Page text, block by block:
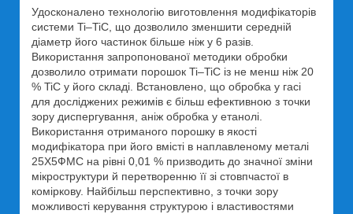
Удосконалено технологію виготовлення модифікаторів
системи Ti–TiC, що дозволило зменшити середній
діаметр його частинок більше ніж у 6 разів.
Використання запропонованої методики обробки
дозволило отримати порошок Ti–TiC із не менш ніж 20
% TiC у його складі. Встановлено, що обробка у гасі
для досліджених режимів є більш ефективною з точки
зору диспергування, аніж обробка у етанолі.
Використання отриманого порошку в якості
модифікатора при його вмісті в наплавленому металі
25Х5ФМС на рівні 0,01 % призводить до значної зміни
мікроструктури й перетворенню її зі стовпчастої в
коміркову. Найбільш перспективно, з точки зору
можливості керування структурою і властивостями